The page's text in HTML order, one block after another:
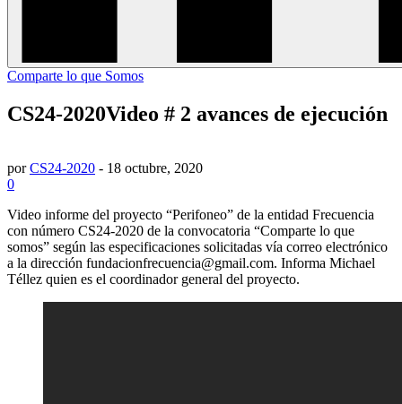
Comparte lo que Somos
CS24-2020Video # 2 avances de ejecución
porCS24-2020 - 18 octubre, 2020
0
Video informe del proyecto “Perifoneo” de la entidad Frecuencia
con número CS24-2020 de la convocatoria “Comparte lo que
somos” según las especificaciones solicitadas vía correo electrónico
a la dirección fundacionfrecuencia@gmail.com. Informa Michael
Téllez quien es el coordinador general del proyecto.